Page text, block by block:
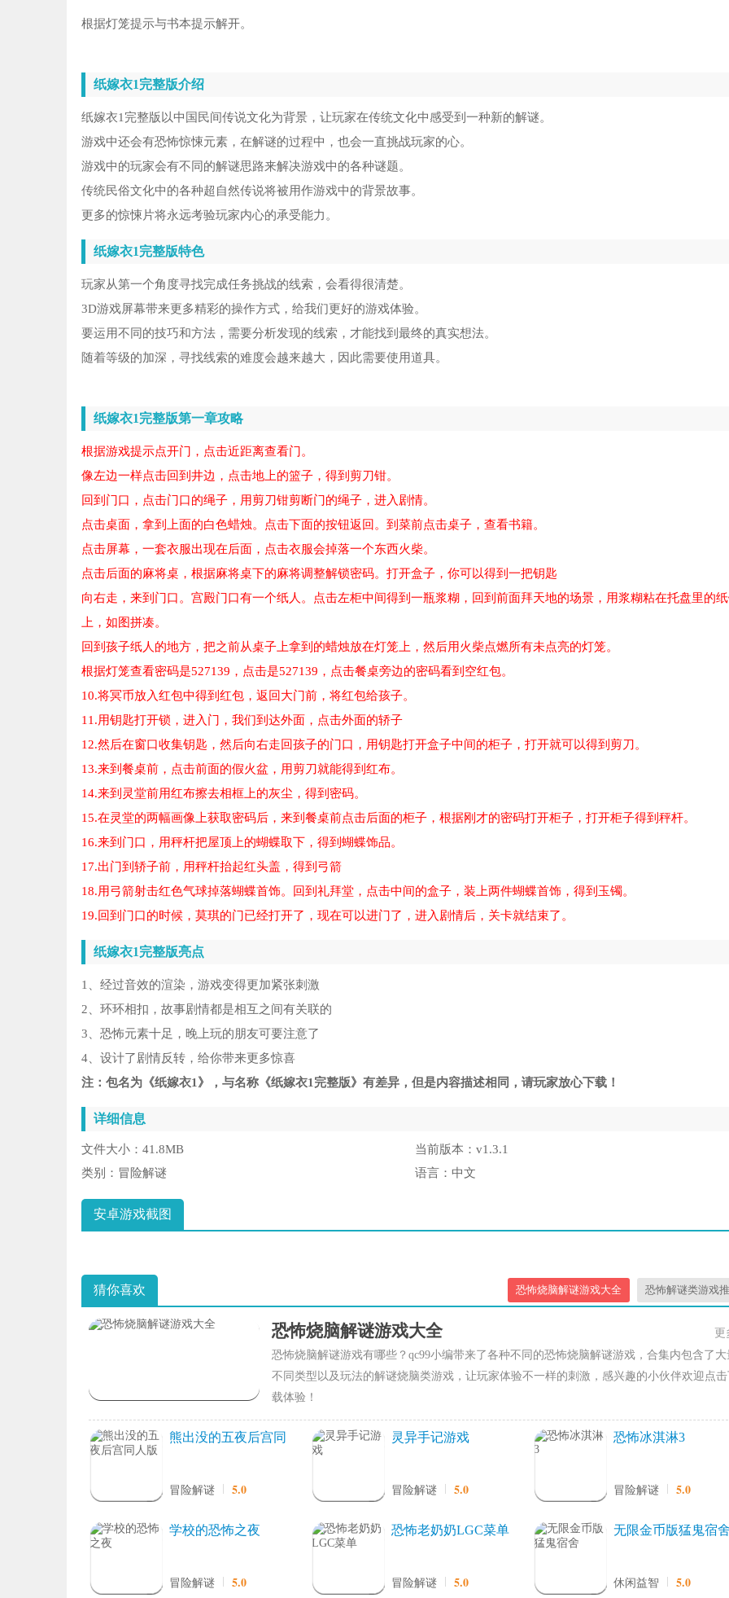
根据灯笼提示与书本提示解开。
纸嫁衣1完整版介绍
纸嫁衣1完整版以中国民间传说文化为背景，让玩家在传统文化中感受到一种新的解谜。
游戏中还会有恐怖惊悚元素，在解谜的过程中，也会一直挑战玩家的心。
游戏中的玩家会有不同的解谜思路来解决游戏中的各种谜题。
传统民俗文化中的各种超自然传说将被用作游戏中的背景故事。
更多的惊悚片将永远考验玩家内心的承受能力。
纸嫁衣1完整版特色
玩家从第一个角度寻找完成任务挑战的线索，会看得很清楚。
3D游戏屏幕带来更多精彩的操作方式，给我们更好的游戏体验。
要运用不同的技巧和方法，需要分析发现的线索，才能找到最终的真实想法。
随着等级的加深，寻找线索的难度会越来越大，因此需要使用道具。
纸嫁衣1完整版第一章攻略
根据游戏提示点开门，点击近距离查看门。
像左边一样点击回到井边，点击地上的篮子，得到剪刀钳。
回到门口，点击门口的绳子，用剪刀钳剪断门的绳子，进入剧情。
点击桌面，拿到上面的白色蜡烛。点击下面的按钮返回。到菜前点击桌子，查看书籍。
点击屏幕，一套衣服出现在后面，点击衣服会掉落一个东西火柴。
点击后面的麻将桌，根据麻将桌下的麻将调整解锁密码。打开盒子，你可以得到一把钥匙
向右走，来到门口。宫殿门口有一个纸人。点击左柜中间得到一瓶浆糊，回到前面拜天地的场景，用浆糊粘在托盘里的
上，如图拼凑。
回到孩子纸人的地方，把之前从桌子上拿到的蜡烛放在灯笼上，然后用火柴点燃所有未点亮的灯笼。
根据灯笼查看密码是527139，点击是527139，点击餐桌旁边的密码看到空红包。
10.将冥币放入红包中得到红包，返回大门前，将红包给孩子。
11.用钥匙打开锁，进入门，我们到达外面，点击外面的轿子
12.然后在窗口收集钥匙，然后向右走回孩子的门口，用钥匙打开盒子中间的柜子，打开就可以得到剪刀。
13.来到餐桌前，点击前面的假火盆，用剪刀就能得到红布。
14.来到灵堂前用红布擦去相框上的灰尘，得到密码。
15.在灵堂的两幅画像上获取密码后，来到餐桌前点击后面的柜子，根据刚才的密码打开柜子，打开柜子得到秤杆。
16.来到门口，用秤杆把屋顶上的蝴蝶取下，得到蝴蝶饰品。
17.出门到轿子前，用秤杆抬起红头盖，得到弓箭
18.用弓箭射击红色气球掉落蝴蝶首饰。回到礼拜堂，点击中间的盒子，装上两件蝴蝶首饰，得到玉镯。
19.回到门口的时候，莫琪的门已经打开了，现在可以进门了，进入剧情后，关卡就结束了。
纸嫁衣1完整版亮点
1、经过音效的渲染，游戏变得更加紧张刺激
2、环环相扣，故事剧情都是相互之间有关联的
3、恐怖元素十足，晚上玩的朋友可要注意了
4、设计了剧情反转，给你带来更多惊喜
注：包名为《纸嫁衣1》，与名称《纸嫁衣1完整版》有差异，但是内容描述相同，请玩家放心下载！
详细信息
文件大小： 41.8MB 当前版本： v1.3.1
类别： 冒险解谜 语言： 中文
安卓游戏截图
猜你喜欢 恐怖烧脑解谜游戏大全 恐怖解谜类游戏
恐怖烧脑解谜游戏大全
更
恐怖烧脑解谜游戏有哪些？qc99小编带来了各种不同的恐怖烧脑解谜游戏，合集内包含了大
不同类型以及玩法的解谜烧脑类游戏，让玩家体验不一样的刺激，感兴趣的小伙伴欢迎点
载体验！
熊出没的五夜后宫同
冒险解谜 5.0
灵异手记游戏
冒险解谜 5.0
恐怖冰淇淋3
冒险解谜 5.0
学校的恐怖之夜
冒险解谜 5.0
恐怖老奶奶LGC菜单
冒险解谜 5.0
无限金币版猛鬼宿
休闲益智 5.0